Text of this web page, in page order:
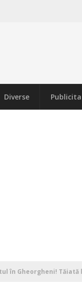
Diverse
în Gheorgheni! Tăiată